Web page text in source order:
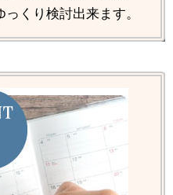
くり検討出来ます。